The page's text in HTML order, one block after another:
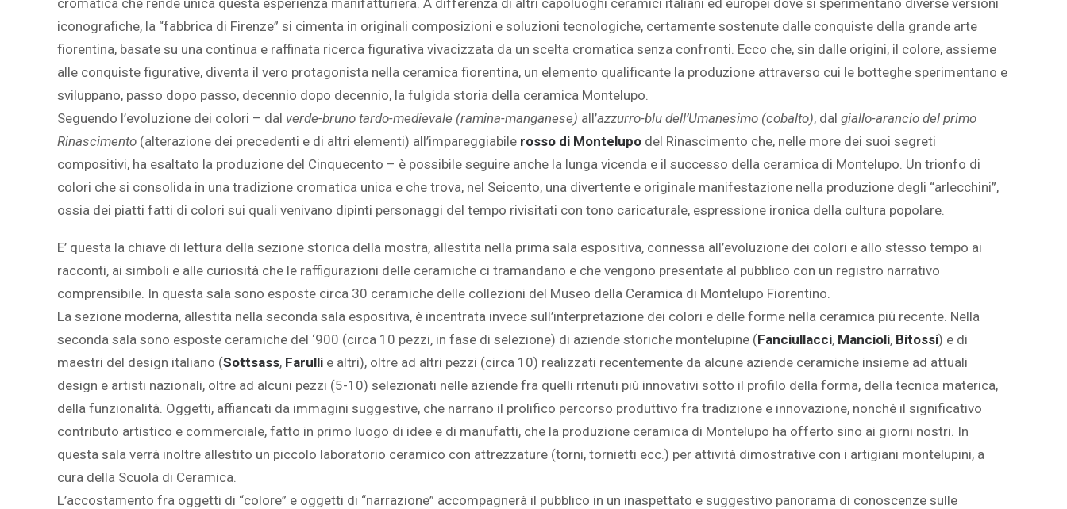
cromatica che rende unica questa esperienza manifatturiera. A differenza di altri capoluoghi ceramici italiani ed europei dove si sperimentano diverse versioni
iconografiche, la “fabbrica di Firenze” si cimenta in originali composizioni e soluzioni tecnologiche, certamente sostenute dalle conquiste della grande arte
fiorentina, basate su una continua e raffinata ricerca figurativa vivacizzata da un scelta cromatica senza confronti. Ecco che, sin dalle origini, il colore, assieme
alle conquiste figurative, diventa il vero protagonista nella ceramica fiorentina, un elemento qualificante la produzione attraverso cui le botteghe sperimentano e
sviluppano, passo dopo passo, decennio dopo decennio, la fulgida storia della ceramica Montelupo.
Seguendo l’evoluzione dei colori – dal verde-bruno tardo-medievale (ramina-manganese) all’azzurro-blu dell’Umanesimo (cobalto), dal giallo-arancio del primo
Rinascimento (alterazione dei precedenti e di altri elementi) all’impareggiabile rosso di Montelupo del Rinascimento che, nelle more dei suoi segreti
compositivi, ha esaltato la produzione del Cinquecento – è possibile seguire anche la lunga vicenda e il successo della ceramica di Montelupo. Un trionfo di
colori che si consolida in una tradizione cromatica unica e che trova, nel Seicento, una divertente e originale manifestazione nella produzione degli “arlecchini”,
ossia dei piatti fatti di colori sui quali venivano dipinti personaggi del tempo rivisitati con tono caricaturale, espressione ironica della cultura popolare.
E’ questa la chiave di lettura della sezione storica della mostra, allestita nella prima sala espositiva, connessa all’evoluzione dei colori e allo stesso tempo ai
racconti, ai simboli e alle curiosità che le raffigurazioni delle ceramiche ci tramandano e che vengono presentate al pubblico con un registro narrativo
comprensibile. In questa sala sono esposte circa 30 ceramiche delle collezioni del Museo della Ceramica di Montelupo Fiorentino.
La sezione moderna, allestita nella seconda sala espositiva, è incentrata invece sull’interpretazione dei colori e delle forme nella ceramica più recente. Nella
seconda sala sono esposte ceramiche del ‘900 (circa 10 pezzi, in fase di selezione) di aziende storiche montelupine (Fanciullacci, Mancioli, Bitossi) e di
maestri del design italiano (Sottsass, Farulli e altri), oltre ad altri pezzi (circa 10) realizzati recentemente da alcune aziende ceramiche insieme ad attuali
design e artisti nazionali, oltre ad alcuni pezzi (5-10) selezionati nelle aziende fra quelli ritenuti più innovativi sotto il profilo della forma, della tecnica materica,
della funzionalità. Oggetti, affiancati da immagini suggestive, che narrano il prolifico percorso produttivo fra tradizione e innovazione, nonché il significativo
contributo artistico e commerciale, fatto in primo luogo di idee e di manufatti, che la produzione ceramica di Montelupo ha offerto sino ai giorni nostri. In
questa sala verrà inoltre allestito un piccolo laboratorio ceramico con attrezzature (torni, tornietti ecc.) per attività dimostrative con i artigiani montelupini, a
cura della Scuola di Ceramica.
L’accostamento fra oggetti di “colore” e oggetti di “narrazione” accompagnerà il pubblico in un inaspettato e suggestivo panorama di conoscenze sulle